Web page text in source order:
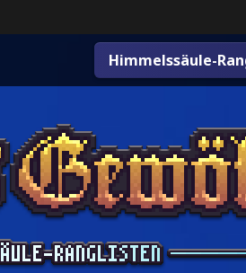
Himmelssäule-